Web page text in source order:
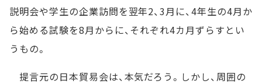
説明会や学生の企業訪問を翌年2、3月に、4年生の4月か
ら始める試験を8月からに、それぞれ4カ月ずらすとい
うもの。
提言元の日本貿易会は、本気だろう。しかし、周囲の